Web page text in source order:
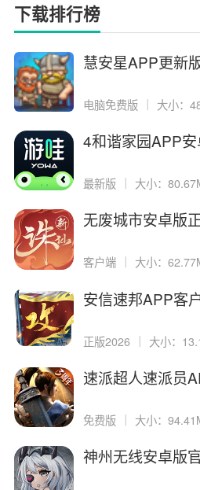
下载排行榜
慧安星APP更新
电脑免费版 ｜ 大小：
4和谐家园APP
最新版 大小：
无废城市安卓版
客户端 大小：
安信速邦APP客
正版2026 ｜ 大小：
速派超人速派员
免费版 大小：
神州无线安卓版